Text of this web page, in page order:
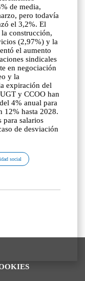
de media,
pero todavía
el 3,2%. El
construcción,
(2,97%) y la
el aumento
sindicales
en negociación
y la
expiración del
y CCOO han
4% anual para
12% hasta 2028.
para salarios
de desviación
social